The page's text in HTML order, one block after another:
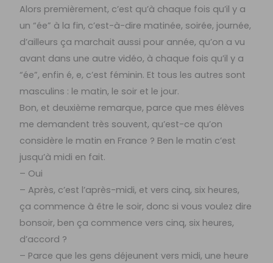
Alors premièrement, c’est qu’à chaque fois qu’il y a
un “ée” à la fin, c’est-à-dire matinée, soirée, journée,
d’ailleurs ça marchait aussi pour année, qu’on a vu
avant dans une autre vidéo, à chaque fois qu’il y a
“ée”, enfin é, e, c’est féminin. Et tous les autres sont
masculins : le matin, le soir et le jour.
Bon, et deuxième remarque, parce que mes élèves
me demandent très souvent, qu’est-ce qu’on
considère le matin en France ? Ben le matin c’est
jusqu’à midi en fait.
– Oui
– Après, c’est l’après-midi, et vers cinq, six heures,
ça commence à être le soir, donc si vous voulez dire
bonsoir, ben ça commence vers cinq, six heures,
d’accord ?
– Parce que les gens déjeunent vers midi, une heure